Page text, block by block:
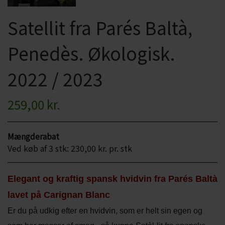
MERLOT
PINOT NOIR
REFOSCO
SCHIOPPETINO
CHOKOLADE, LAKRIDS ETC
CIDER
TONICS OG VAND
Satellit fra Parés Baltà,
Penedès. Økologisk.
2022 / 2023
259,00 kr.
Mængderabat
Ved køb af 3 stk: 230,00 kr. pr. stk
Elegant og kraftig spansk hvidvin fra Parés Baltà
lavet på Carignan Blanc
Er du på udkig efter en hvidvin, som er helt sin egen og